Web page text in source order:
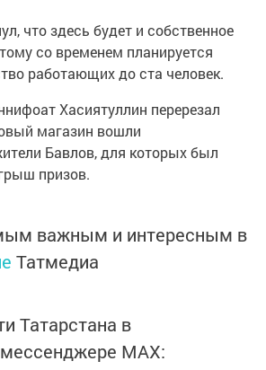
что здесь будет и собственное
со временем планируется
работающих до ста человек.
Хасиятуллин перерезал
магазин вошли
Бавлов, для которых был
призов.
важным и интересным в
Татмедиа
Татарстана в
MАХ: